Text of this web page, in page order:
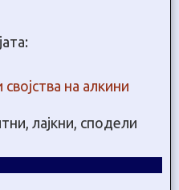
на алкини
лајкни, сподели